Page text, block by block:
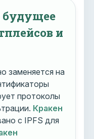
будущее
и
заменяется на
протоколы
Кракен
с IPFS для